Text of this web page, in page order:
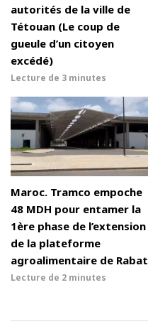
autorités de la ville de
Tétouan (Le coup de
gueule d’un citoyen
excédé)
Lecture de 3 minutes
Maroc. Tramco empoche
48 MDH pour entamer la
1ère phase de l’extension
de la plateforme
agroalimentaire de Rabat
Lecture de 2 minutes